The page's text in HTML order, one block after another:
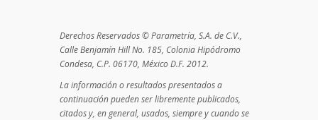
Derechos Reservados © Parametría, S.A. de C.V.,
Calle Benjamín Hill No. 185, Colonia Hipódromo
Condesa, C.P. 06170, México D.F. 2012.
La información o resultados presentados a
continuación pueden ser libremente publicados,
citados y, en general, usados, siempre y cuando se